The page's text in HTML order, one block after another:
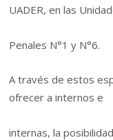
UADER, en las
Penales N°1 y N°6.
A través de estos
ofrecer a internos e
internas, la